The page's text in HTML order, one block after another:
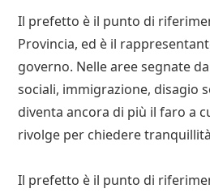
Lavoro
Il prefetto è il punto di
Provincia, ed è il
governo. Nelle aree segnate
sociali, immigrazione, disagio
diventa ancora di più il faro a
rivolge per chiedere
Il prefetto è il punto di